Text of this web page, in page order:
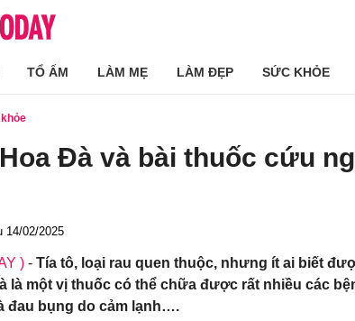
TỔ ẤM LÀM MẸ LÀM ĐẸP SỨC KHỎE
Đà và bài thuốc cứu
14/02/2025
) - Tía tô, loại rau quen thuộc, nhưng ít ai biết
là một vị thuốc có thể chữa được rất nhiều các
đau bụng do cảm lạnh….